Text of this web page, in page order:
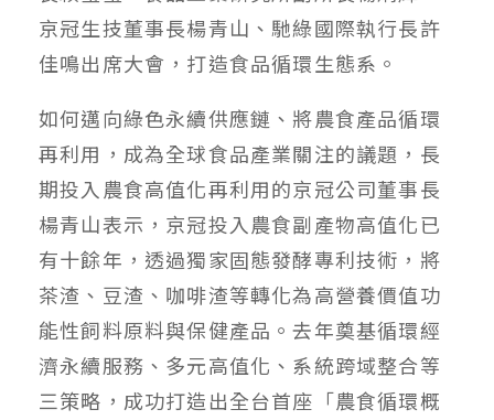
京冠生技董事長楊青山、馳綠國際執行長許
佳鳴出席大會，打造食品循環生態系。
如何邁向綠色永續供應鏈、將農食產品循環
再利用，成為全球食品產業關注的議題，長
期投入農食高值化再利用的京冠公司董事長
楊青山表示，京冠投入農食副產物高值化已
有十餘年，透過獨家固態發酵專利技術，將
茶渣、豆渣、咖啡渣等轉化為高營養價值功
能性飼料原料與保健產品。去年奠基循環經
濟永續服務、多元高值化、系統跨域整合等
三策略，成功打造出全台首座「農食循環概